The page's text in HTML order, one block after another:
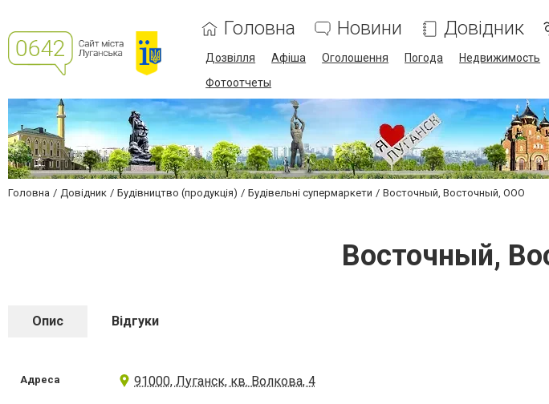
Головна Новини Довідник
Дозвілля Афіша Оголошення Погода Недвижимость
Фотоотчеты
Головна Довідник Будівництво (продукція) Будівельні супермаркети Восточный, Восточный, ООО
Восточный,
Опис Відгуки
Адреса 91000, Луганск, кв. Волкова, 4